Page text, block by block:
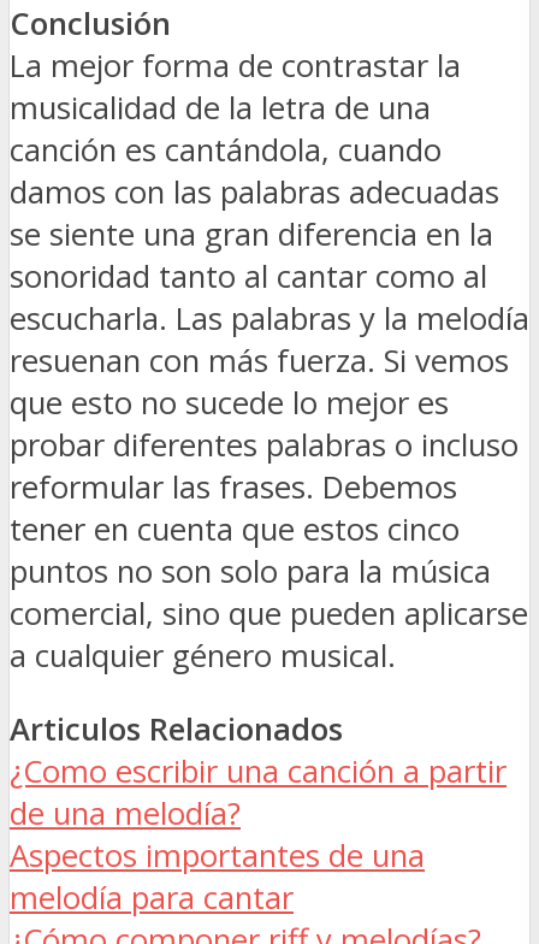
Conclusión
La mejor forma de contrastar la
musicalidad de la letra de una
canción es cantándola, cuando
damos con las palabras adecuadas
se siente una gran diferencia en la
sonoridad tanto al cantar como al
escucharla. Las palabras y la melodía
resuenan con más fuerza. Si vemos
que esto no sucede lo mejor es
probar diferentes palabras o incluso
reformular las frases. Debemos
tener en cuenta que estos cinco
puntos no son solo para la música
comercial, sino que pueden aplicarse
a cualquier género musical.
Articulos Relacionados
¿Como escribir una canción a partir
de una melodía?
Aspectos importantes de una
melodía para cantar